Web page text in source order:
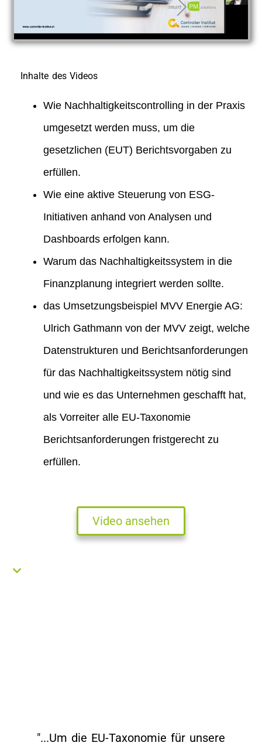
Inhalte des Videos
Wie Nachhaltigkeitscontrolling in der Praxis
umgesetzt werden muss, um die
gesetzlichen (EUT) Berichtsvorgaben zu
erfüllen.
Wie eine aktive Steuerung von ESG-
Initiativen anhand von Analysen und
Dashboards erfolgen kann.
Warum das Nachhaltigkeitssystem in die
Finanzplanung integriert werden sollte.
das Umsetzungsbeispiel MVV Energie AG:
Ulrich Gathmann von der MVV zeigt, welche
Datenstrukturen und Berichtsanforderungen
für das Nachhaltigkeitssystem nötig sind
und wie es das Unternehmen geschafft hat,
als Vorreiter alle EU-Taxonomie
Berichtsanforderungen fristgerecht zu
erfüllen.
Video ansehen
"...Um die EU-Taxonomie für unsere